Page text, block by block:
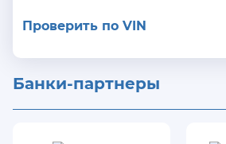
Проверить по VIN
Банки-партнеры